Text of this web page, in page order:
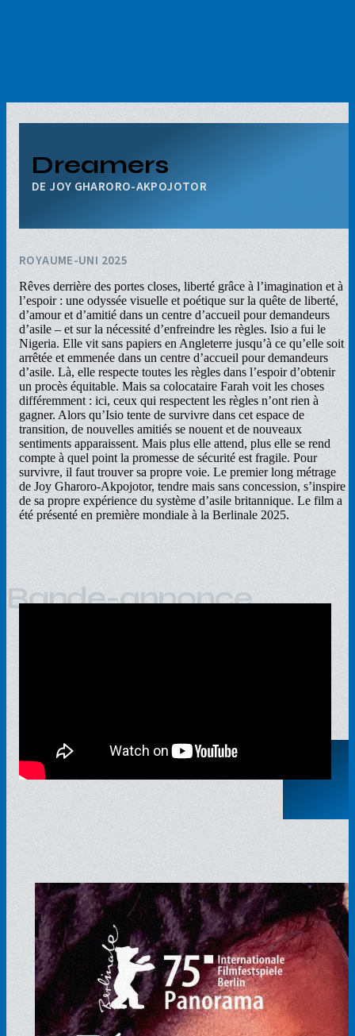
Dreamers
JOY GHARORO-AKPOJOTOR
ROYAUME-UNI 2025
Rêves derrière des portes closes, liberté grâce à l’imagination et à
l’espoir : une odyssée visuelle et poétique sur la quête de liberté,
d’amour et d’amitié dans un centre d’accueil pour demandeurs
d’asile – et sur la nécessité d’enfreindre les règles. Isio a fui le
Nigeria. Elle vit sans papiers en Angleterre jusqu’à ce qu’elle soit
arrêtée et emmenée dans un centre d’accueil pour demandeurs
d’asile. Là, elle respecte toutes les règles dans l’espoir d’obtenir
un procès équitable. Mais sa colocataire Farah voit les choses
différemment : ici, ceux qui respectent les règles n’ont rien à
gagner. Alors qu’Isio tente de survivre dans cet espace de
transition, de nouvelles amitiés se nouent et de nouveaux
sentiments apparaissent. Mais plus elle attend, plus elle se rend
compte à quel point la promesse de sécurité est fragile. Pour
survivre, il faut trouver sa propre voie. Le premier long métrage
de Joy Gharoro-Akpojotor, tendre mais sans concession, s’inspire
de sa propre expérience du système d’asile britannique. Le film a
été présenté en première mondiale à la Berlinale 2025.
Bande-annonce